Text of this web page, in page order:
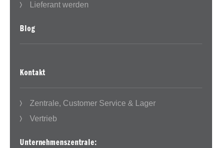
Lieferant werden
Blog
Kontakt
Zentrale, Customer Service & Lager
Vertrieb
Unternehmenszentrale: